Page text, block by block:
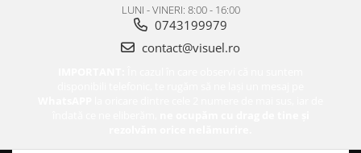
LUNI - VINERI: 8:00 - 16:00
0743199979
contact@visuel.ro